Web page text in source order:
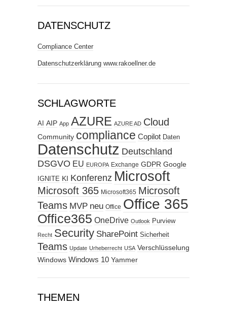
DATENSCHUTZ
Compliance Center
Datenschutzerklärung www.rakoellner.de
SCHLAGWORTE
AI AIP App AZURE AZURE AD Cloud
Community compliance Copilot Daten
Datenschutz Deutschland
DSGVO EU EUROPA Exchange GDPR Google
IGNITE KI Konferenz Microsoft
Microsoft 365 Microsoft365 Microsoft
Teams MVP neu Office Office 365
Office365 OneDrive Outlook Purview
Recht Security SharePoint Sicherheit
Teams Update Urheberrecht USA Verschlüsselung
Windows Windows 10 Yammer
THEMEN